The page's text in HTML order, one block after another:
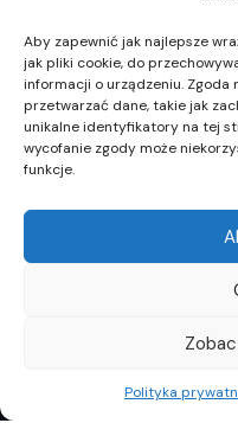
Aby zapewnić jak najlepsze
jak pliki cookie, do
informacji o urządzeniu. Zgoda
przetwarzać dane, takie jak
unikalne identyfikatory na tej
wycofanie zgody może
funkcje.
Polityka